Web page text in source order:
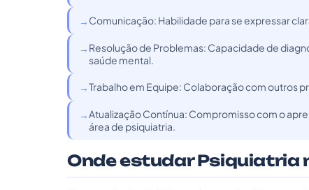
Comunicação: Habilidade para se expressar
Resolução de Problemas: Capacidade de
saúde mental.
Trabalho em Equipe: Colaboração com outros
Atualização Contínua: Compromisso com o
área de psiquiatria.
Onde estudar Psiquiatria